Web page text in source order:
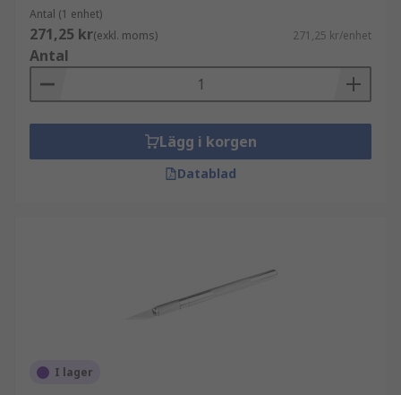
Antal (1 enhet)
271,25 kr(exkl. moms) 271,25 kr/enhet
Antal
Lägg i korgen
Datablad
I lager